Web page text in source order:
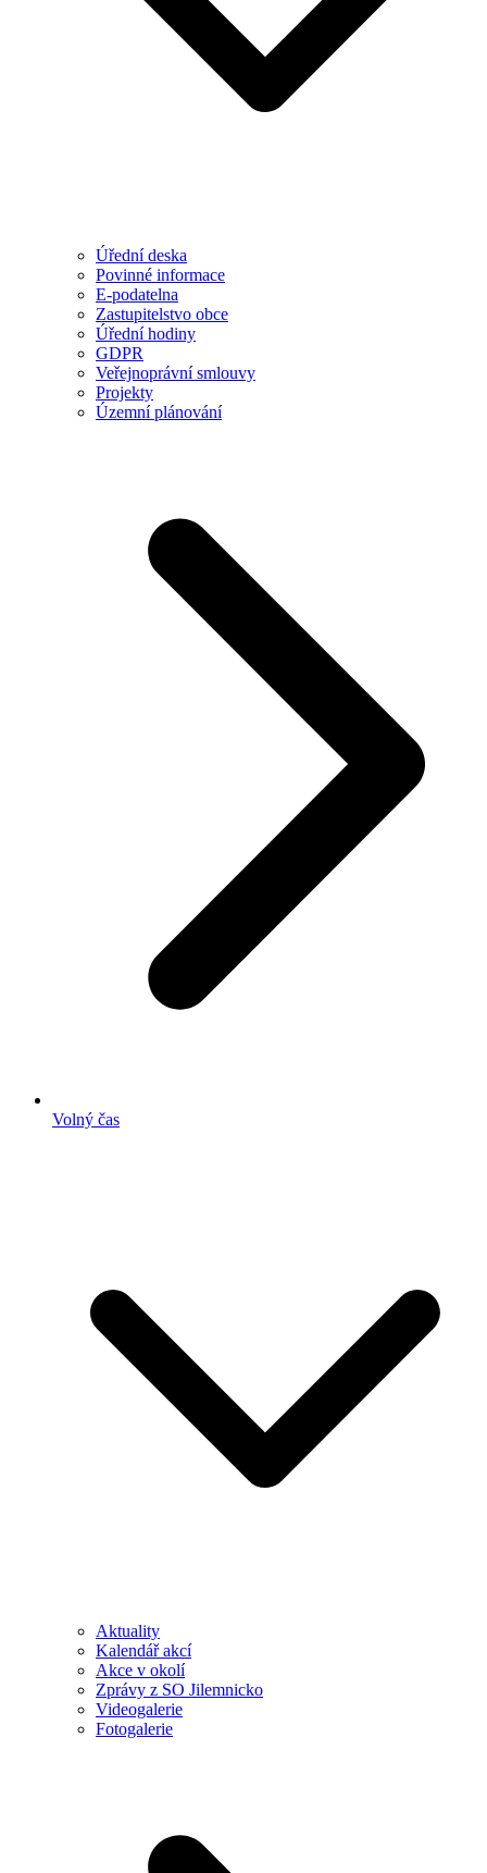
Úřední deska
Povinné informace
E-podatelna
Zastupitelstvo obce
Úřední hodiny
GDPR
Veřejnoprávní smlouvy
Projekty
Územní plánování
Volný čas
Aktuality
Kalendář akcí
Akce v okolí
Zprávy z SO Jilemnicko
Videogalerie
Fotogalerie